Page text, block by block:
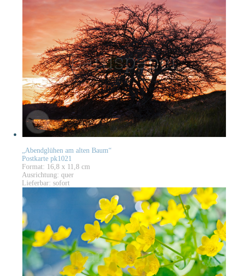
„Abendglühen am alten Baum“
Postkarte pk1021
Format: 16,8 x 11,8 cm
Ausrichtung: quer
Lieferbar: sofort